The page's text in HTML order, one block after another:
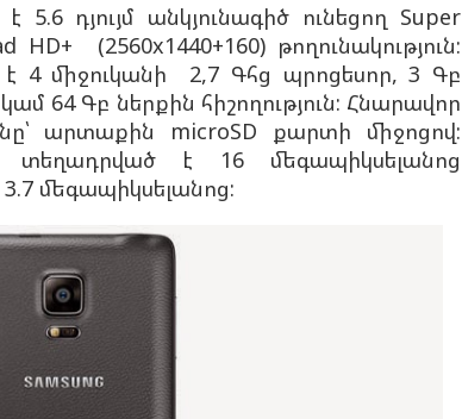
դյույմ անկյունագիծ ունեցող Super
HD+ (2560x1440+160) թողունակություն:
4 միջուկանի 2,7 Գհց պրոցեսոր, 3 Գբ
64 Գբ ներքին հիշողություն: Հնարավոր
արտաքին microSD քարտի միջոցով:
տեղադրված է 16 մեգապիկսելանոց
մեգապիկսելանոց: